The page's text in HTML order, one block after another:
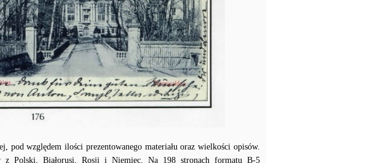
pod względem ilości prezentowanego materiału oraz wielkości opisów.
z Polski, Białorusi, Rosji i Niemiec. Na 198 stronach formatu B-5